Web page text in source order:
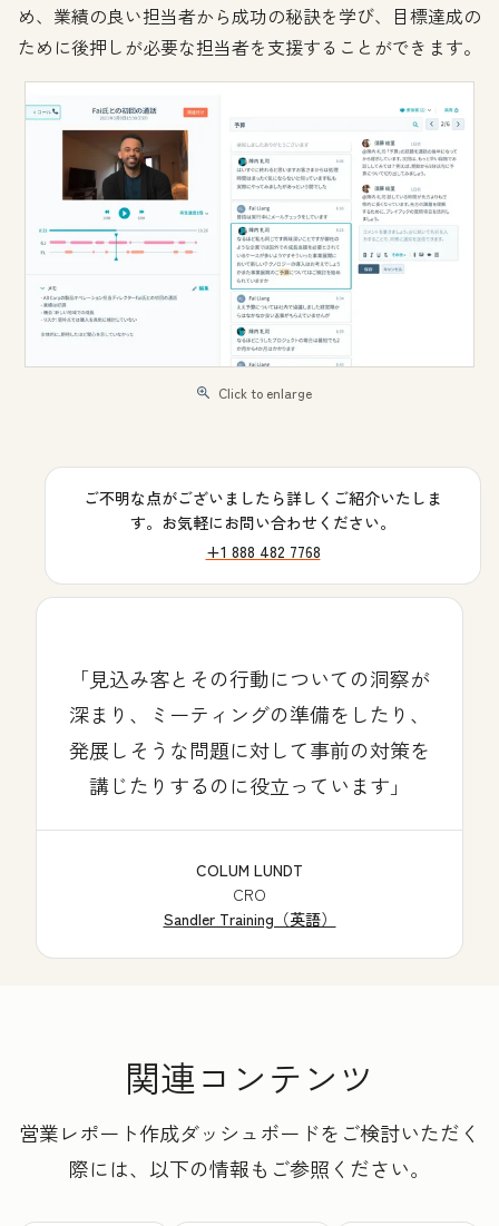
め、業績の良い担当者から成功の秘訣を学び、目標達成の
ために後押しが必要な担当者を支援することができます。
Click to enlarge
ご不明な点がございましたら詳しくご紹介いたしま
す。お気軽にお問い合わせください。
+1 888 482 7768
見込み客とその行動についての洞察が
深まり、ミーティングの準備をしたり、
発展しそうな問題に対して事前の対策を
講じたりするのに役立っています
COLUM LUNDT
CRO
Sandler Training（英語）
関連コンテンツ
営業レポート作成ダッシュボードをご検討いただく
際には、以下の情報もご参照ください。